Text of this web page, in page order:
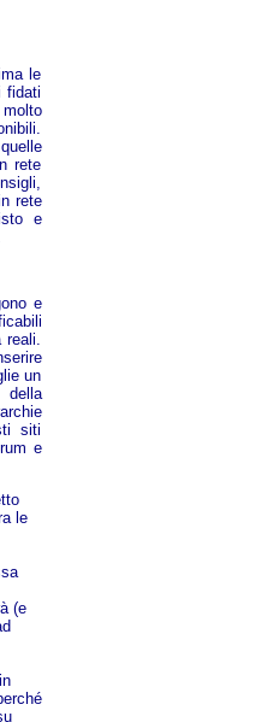
le
fidati
rete
rete
e
e
reali.
un
della
siti
e
le
(e